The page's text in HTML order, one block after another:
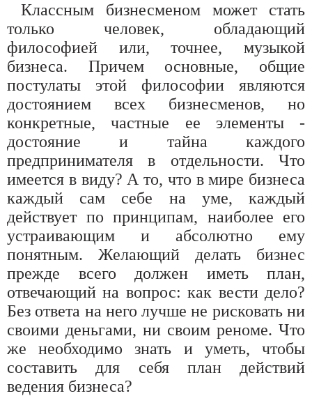
Классным бизнесменом может стать
только человек, обладающий
философией или, точнее, музыкой
бизнеса. Причем основные, общие
постулаты этой философии являются
достоянием всех бизнесменов, но
конкретные, частные ее элементы -
достояние и тайна каждого
предпринимателя в отдельности. Что
имеется в виду? А то, что в мире бизнеса
каждый сам себе на уме, каждый
действует по принципам, наиболее его
устраивающим и абсолютно ему
понятным. Желающий делать бизнес
прежде всего должен иметь план,
отвечающий на вопрос: как вести дело?
Без ответа на него лучше не рисковать ни
своими деньгами, ни своим реноме. Что
же необходимо знать и уметь, чтобы
составить для себя план действий
ведения бизнеса?